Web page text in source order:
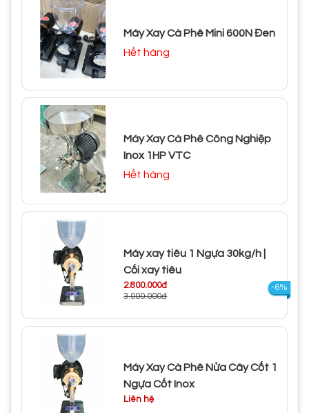
Máy Xay Cà Phê Mini 600N Đen
Hết hàng
Máy Xay Cà Phê Công Nghiệp
Inox 1HP VTC
Hết hàng
Máy xay tiêu 1 Ngựa 30kg/h |
Cối xay tiêu
2.800.000đ
3.000.000đ
-6%
Máy Xay Cà Phê Nửa Cây Cốt 1
Ngựa Cốt Inox
Liên hệ